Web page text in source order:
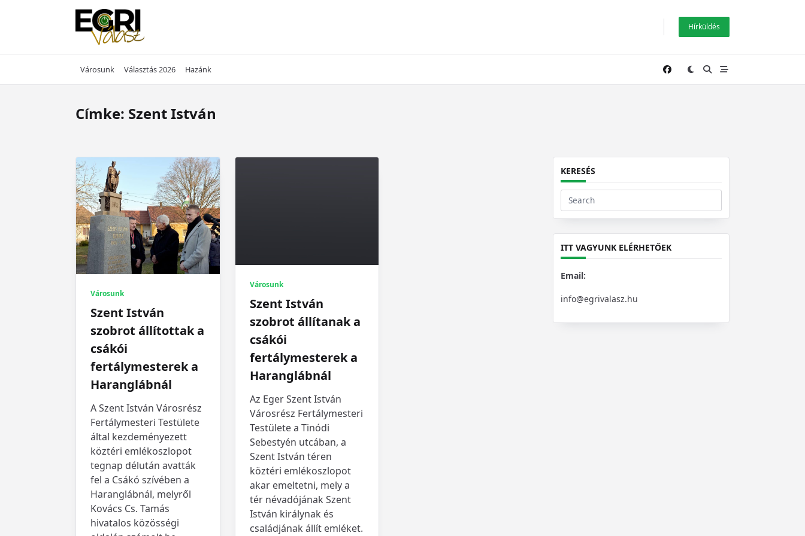
Hírküldés
Városunk Választás 2026 Hazánk
Címke: Szent István
Városunk
Szent István
szobrot állítottak a
csákói
fertálymesterek a
Haranglábnál
A Szent István Városrész
Fertálymesteri Testülete
által kezdeményezett
köztéri emlékoszlopot
tegnap délután avatták
fel a Csákó szívében a
Haranglábnál, melyről
Kovács Cs. Tamás
hivatalos közösségi
Városunk
Szent István
szobrot állítanak a
csákói
fertálymesterek a
Haranglábnál
Az Eger Szent István
Városrész Fertálymesteri
Testülete a Tinódi
Sebestyén utcában, a
Szent István téren
köztéri emlékoszlopot
akar emeltetni, mely a
tér névadójának Szent
István királynak és
családjának állít emléket.
KERESÉS
Search
for:
ITT VAGYUNK ELÉRHETŐEK
Email:
info@egrivalasz.hu